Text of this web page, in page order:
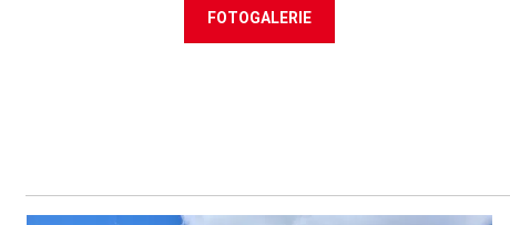
FOTOGALERIE